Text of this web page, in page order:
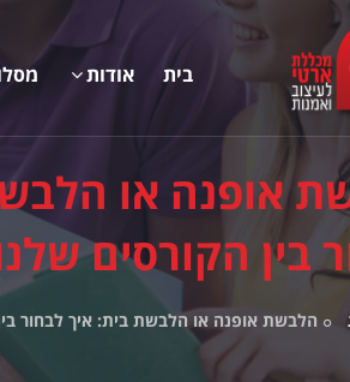
בית אודות
אופנה או
בין הקורסים
הלבשת אופנה או הלבשת בית: איך לבחור